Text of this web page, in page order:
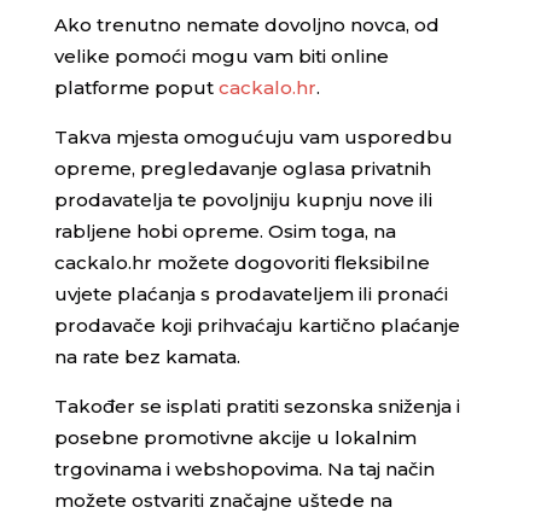
Ako trenutno nemate dovoljno novca, od
velike pomoći mogu vam biti online
platforme poput cackalo.hr.
Takva mjesta omogućuju vam usporedbu
opreme, pregledavanje oglasa privatnih
prodavatelja te povoljniju kupnju nove ili
rabljene hobi opreme. Osim toga, na
cackalo.hr možete dogovoriti fleksibilne
uvjete plaćanja s prodavateljem ili pronaći
prodavače koji prihvaćaju kartično plaćanje
na rate bez kamata.
Također se isplati pratiti sezonska sniženja i
posebne promotivne akcije u lokalnim
trgovinama i webshopovima. Na taj način
možete ostvariti značajne uštede na